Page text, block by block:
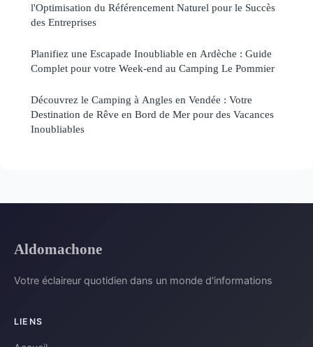
l'Optimisation du Référencement Naturel pour le Succès
des Entreprises
Planifiez une Escapade Inoubliable en Ardèche : Guide
Complet pour votre Week-end au Camping Le Pommier
Découvrez le Camping à Angles en Vendée : Votre
Destination de Rêve en Bord de Mer pour des Vacances
Inoubliables
Aldomachone
Votre éclaireur quotidien dans un monde d'informations
LIENS